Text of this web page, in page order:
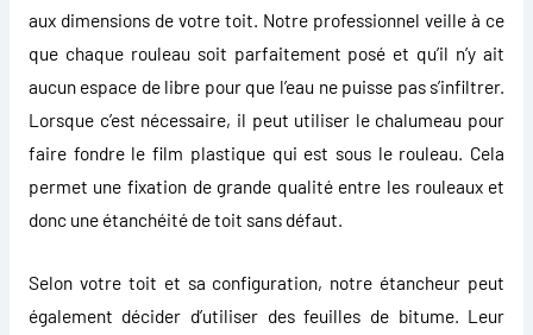
aux dimensions de votre toit. Notre professionnel veille à ce
que chaque rouleau soit parfaitement posé et qu’il n’y ait
aucun espace de libre pour que l’eau ne puisse pas s’infiltrer.
Lorsque c’est nécessaire, il peut utiliser le chalumeau pour
faire fondre le film plastique qui est sous le rouleau. Cela
permet une fixation de grande qualité entre les rouleaux et
donc une étanchéité de toit sans défaut.
Selon votre toit et sa configuration, notre étancheur peut
également décider d’utiliser des feuilles de bitume. Leur